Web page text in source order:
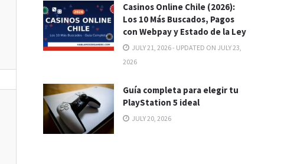
Casinos Online Chile (2026):
Los 10 Más Buscados, Pagos
con Webpay y Estado de la Ley
JULY 21, 2026 - UPDATED ON JULY 23,
2026
Guía completa para elegir tu
PlayStation 5 ideal
JULY 20, 2026